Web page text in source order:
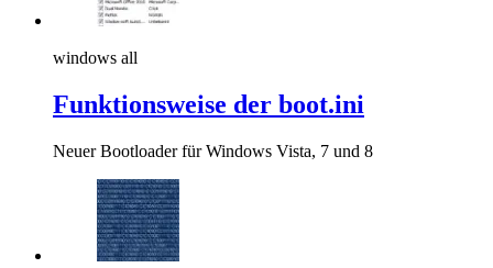
windows all
Funktionsweise der boot.ini
Neuer Bootloader für Windows Vista, 7 und 8